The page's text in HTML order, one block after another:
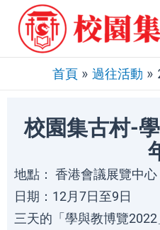
Skip
content
首頁 » 過往活動 »
校園集古村-
地點： 香港會議展覽中
日期：12月7日至9日
三天的「學與教博覽